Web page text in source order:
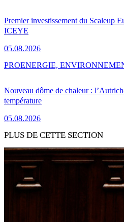
Premier investissement du Scaleup
ICEYE
05.08.2026
Nouveau dôme de chaleur :
température
05.08.2026
PROENERGIE,
PLUS DE CETTE SECTION